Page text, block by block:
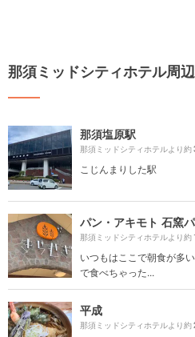
那須ミッドシティホテル周
那須塩原駅
那須ミッドシティホテルより約
こじんまりした駅
パン・アキモト 石窯
那須ミッドシティホテルより約
いつもはここで朝食が多
で食べちゃった...
平成
那須ミッドシティホテルより約